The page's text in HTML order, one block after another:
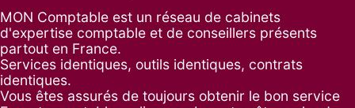
MON Comptable est un réseau de cabinets
d'expertise comptable et de conseillers présents
partout en France.
Services identiques, outils identiques, contrats
identiques.
Vous êtes assurés de toujours obtenir le bon service